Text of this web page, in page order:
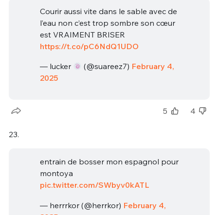
Courir aussi vite dans le sable avec de
l’eau non c’est trop sombre son cœur
est VRAIMENT BRISER
https://t.co/pC6NdQ1UDO
— lucker (@suareez7) February 4,
2025
5 4
23.
entrain de bosser mon espagnol pour
montoya
pic.twitter.com/SWbyv0kATL
— herrrkor (@herrkor) February 4,